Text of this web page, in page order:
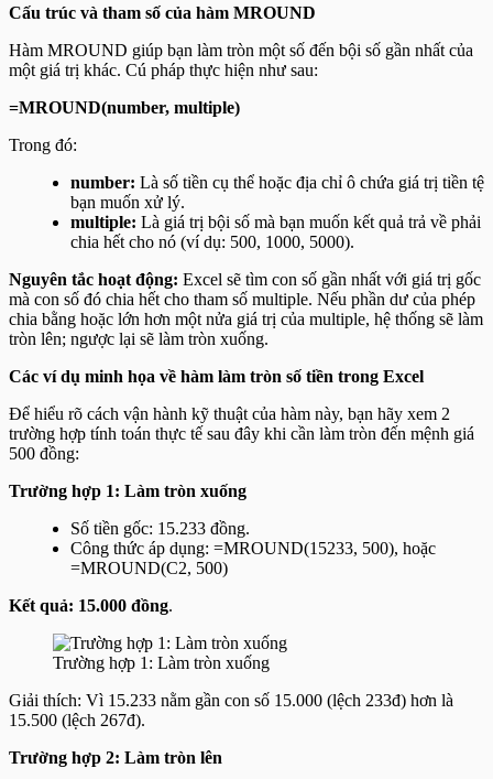
Cấu trúc và tham số của hàm MROUND
Hàm MROUND giúp bạn làm tròn một số đến bội số gần nhất của
một giá trị khác. Cú pháp thực hiện như sau:
=MROUND(number, multiple)
Trong đó:
number: Là số tiền cụ thể hoặc địa chỉ ô chứa giá trị tiền tệ
bạn muốn xử lý.
multiple: Là giá trị bội số mà bạn muốn kết quả trả về phải
chia hết cho nó (ví dụ: 500, 1000, 5000).
Nguyên tắc hoạt động: Excel sẽ tìm con số gần nhất với giá trị gốc
mà con số đó chia hết cho tham số multiple. Nếu phần dư của phép
chia bằng hoặc lớn hơn một nửa giá trị của multiple, hệ thống sẽ làm
tròn lên; ngược lại sẽ làm tròn xuống.
Các ví dụ minh họa về hàm làm tròn số tiền trong Excel
Để hiểu rõ cách vận hành kỹ thuật của hàm này, bạn hãy xem 2
trường hợp tính toán thực tế sau đây khi cần làm tròn đến mệnh giá
500 đồng:
Trường hợp 1: Làm tròn xuống
Số tiền gốc: 15.233 đồng.
Công thức áp dụng: =MROUND(15233, 500), hoặc
=MROUND(C2, 500)
Kết quả: 15.000 đồng.
Trường hợp 1: Làm tròn xuống
Giải thích: Vì 15.233 nằm gần con số 15.000 (lệch 233đ) hơn là
15.500 (lệch 267đ).
Trường hợp 2: Làm tròn lên